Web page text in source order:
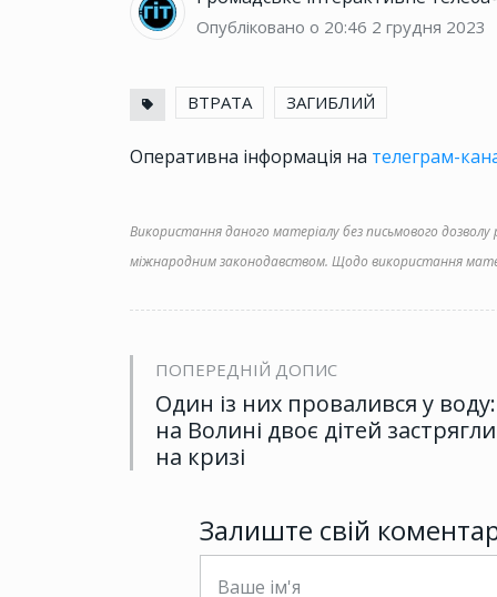
Опубліковано о 20:46 2 грудня 2023
ВТРАТА ЗАГИБЛИЙ
Оперативна інформація на телеграм-
Використання даного матеріалу без письмового дозволу
міжнародним законодавством. Щодо використання
ПОПЕРЕДНІЙ ДОПИС
Один із них провалився у воду:
на Волині двоє дітей застрягли
на кризі
Залиште свій